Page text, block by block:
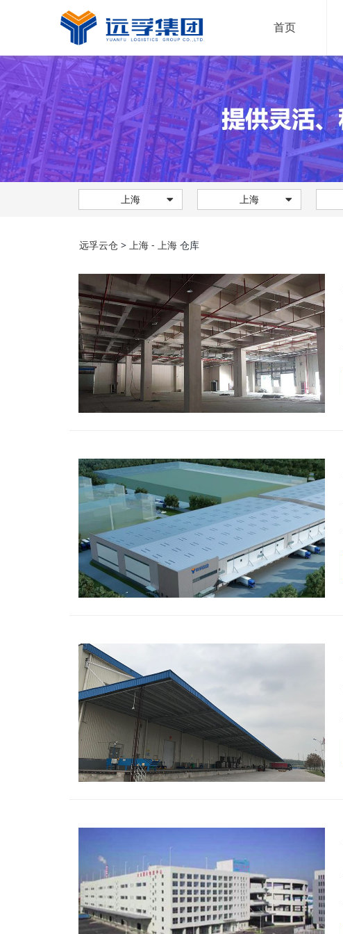
首页
运输服务 仓储服务 配送服务 解决方案
快消品
新能源
机械工业
家居建材
上海 上海
远孚云仓 >上海 - 上海 仓库